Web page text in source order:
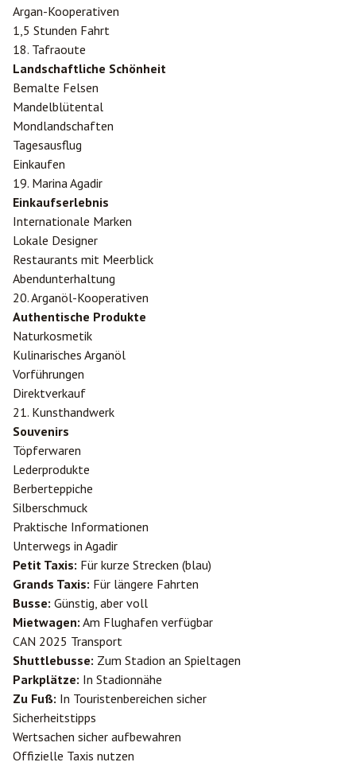
Argan-Kooperativen
1,5 Stunden Fahrt
18. Tafraoute
Landschaftliche Schönheit
Bemalte Felsen
Mandelblütental
Mondlandschaften
Tagesausflug
Einkaufen
19. Marina Agadir
Einkaufserlebnis
Internationale Marken
Lokale Designer
Restaurants mit Meerblick
Abendunterhaltung
20. Arganöl-Kooperativen
Authentische Produkte
Naturkosmetik
Kulinarisches Arganöl
Vorführungen
Direktverkauf
21. Kunsthandwerk
Souvenirs
Töpferwaren
Lederprodukte
Berberteppiche
Silberschmuck
Praktische Informationen
Unterwegs in Agadir
Petit Taxis: Für kurze Strecken (blau)
Grands Taxis: Für längere Fahrten
Busse: Günstig, aber voll
Mietwagen: Am Flughafen verfügbar
CAN 2025 Transport
Shuttlebusse: Zum Stadion an Spieltagen
Parkplätze: In Stadionnähe
Zu Fuß: In Touristenbereichen sicher
Sicherheitstipps
Wertsachen sicher aufbewahren
Offizielle Taxis nutzen